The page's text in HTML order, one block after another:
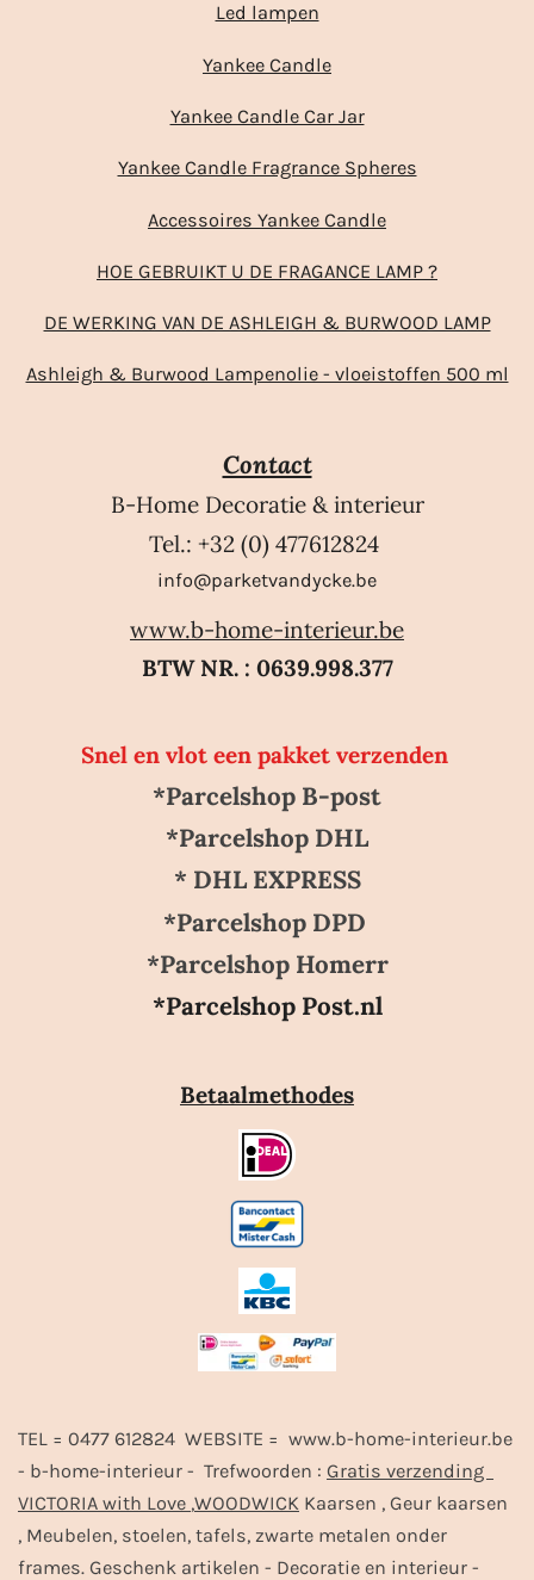
Led lampen
Yankee Candle
Yankee Candle Car Jar
Yankee Candle Fragrance Spheres
Accessoires Yankee Candle
HOE GEBRUIKT U DE FRAGANCE LAMP ?
DE WERKING VAN DE ASHLEIGH & BURWOOD LAMP
Ashleigh & Burwood Lampenolie - vloeistoffen 500 ml
Contact
B-Home Decoratie & interieur
Tel.: +32 (0) 477612824
info@parketvandycke.be
www.b-home-interieur.be
BTW NR. : 0639.998.377
Snel en vlot een pakket verzenden
*Parcelshop B-post
*Parcelshop DHL
* DHL EXPRESS
*Parcelshop DPD
*Parcelshop Homerr
*Parcelshop Post.nl
Betaalmethodes
TEL = 0477 612824 WEBSITE = www.b-home-interieur.be
- b-home-interieur - Trefwoorden : Gratis verzending
VICTORIA with Love ,WOODWICK Kaarsen , Geur kaarsen
, Meubelen, stoelen, tafels, zwarte metalen onder
frames. Geschenk artikelen - Decoratie en interieur -